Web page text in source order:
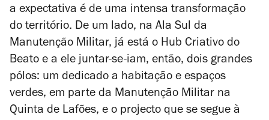
a expectativa é de uma intensa transformação
do território. De um lado, na Ala Sul da
Manutenção Militar, já está o Hub Criativo do
Beato e a ele juntar-se-iam, então, dois grandes
pólos: um dedicado a habitação e espaços
verdes, em parte da Manutenção Militar na
Quinta de Lafões, e o projecto que se segue à